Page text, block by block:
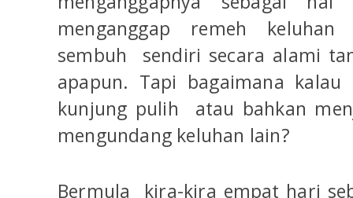
menganggap remeh
sembuh sendiri secara alami
apapun. Tapi bagaimana
kunjung pulih atau bahkan
mengundang keluhan lain?
Bermula kira-kira empat hari